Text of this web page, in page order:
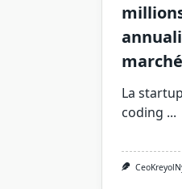
La
coding ...